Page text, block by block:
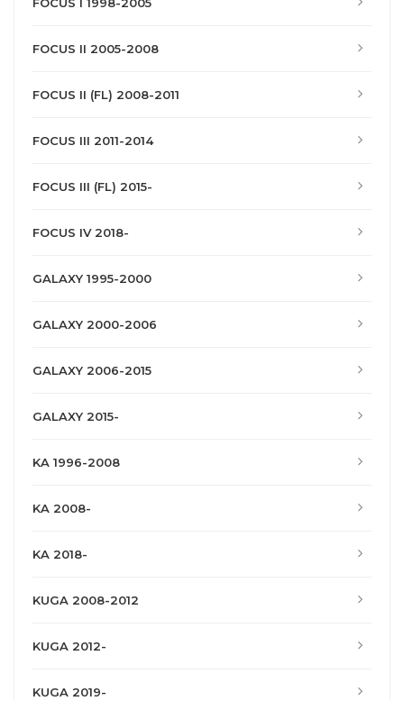
FOCUS I 1998-2005
FOCUS II 2005-2008
FOCUS II (FL) 2008-2011
FOCUS III 2011-2014
FOCUS III (FL) 2015-
FOCUS IV 2018-
GALAXY 1995-2000
GALAXY 2000-2006
GALAXY 2006-2015
GALAXY 2015-
KA 1996-2008
KA 2008-
KA 2018-
KUGA 2008-2012
KUGA 2012-
KUGA 2019-